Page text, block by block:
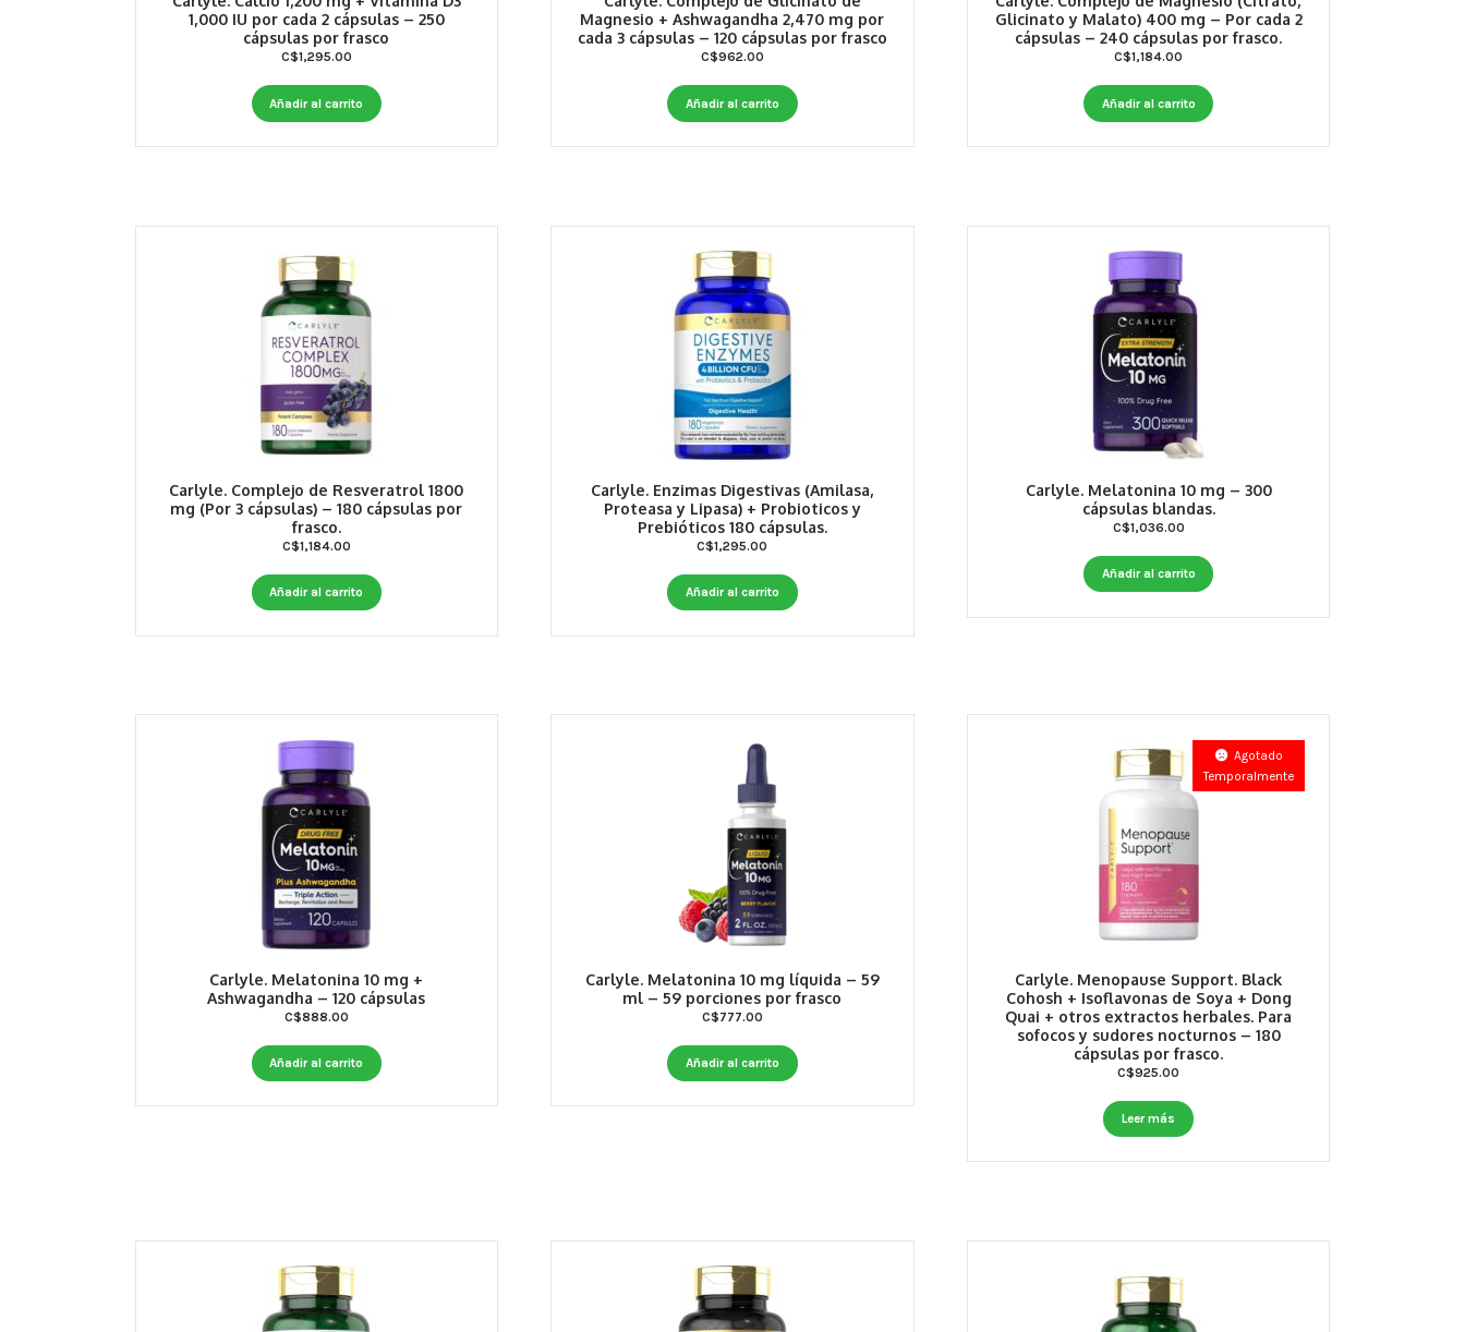
1,000 IU por cada 2 cápsulas – 250
cápsulas por frasco
C$1,295.00
Añadir al carrito
Magnesio + Ashwagandha 2,470 mg por
cada 3 cápsulas – 120 cápsulas por frasco
C$962.00
Añadir al carrito
Glicinato y Malato) 400 mg – Por cada 2
cápsulas – 240 cápsulas por frasco.
C$1,184.00
Añadir al carrito
Carlyle. Complejo de Resveratrol 1800
mg (Por 3 cápsulas) – 180 cápsulas por
frasco.
C$1,184.00
Añadir al carrito
Carlyle. Enzimas Digestivas (Amilasa,
Proteasa y Lipasa) + Probioticos y
Prebióticos 180 cápsulas.
C$1,295.00
Añadir al carrito
Carlyle. Melatonina 10 mg – 300
cápsulas blandas.
C$1,036.00
Añadir al carrito
Carlyle. Melatonina 10 mg +
Ashwagandha – 120 cápsulas
C$888.00
Añadir al carrito
Carlyle. Melatonina 10 mg líquida – 59
ml – 59 porciones por frasco
C$777.00
Añadir al carrito
Carlyle. Menopause Support. Black
Cohosh + Isoflavonas de Soya + Dong
Quai + otros extractos herbales. Para
sofocos y sudores nocturnos – 180
cápsulas por frasco.
Agotado
Temporalmente
C$925.00
Leer más